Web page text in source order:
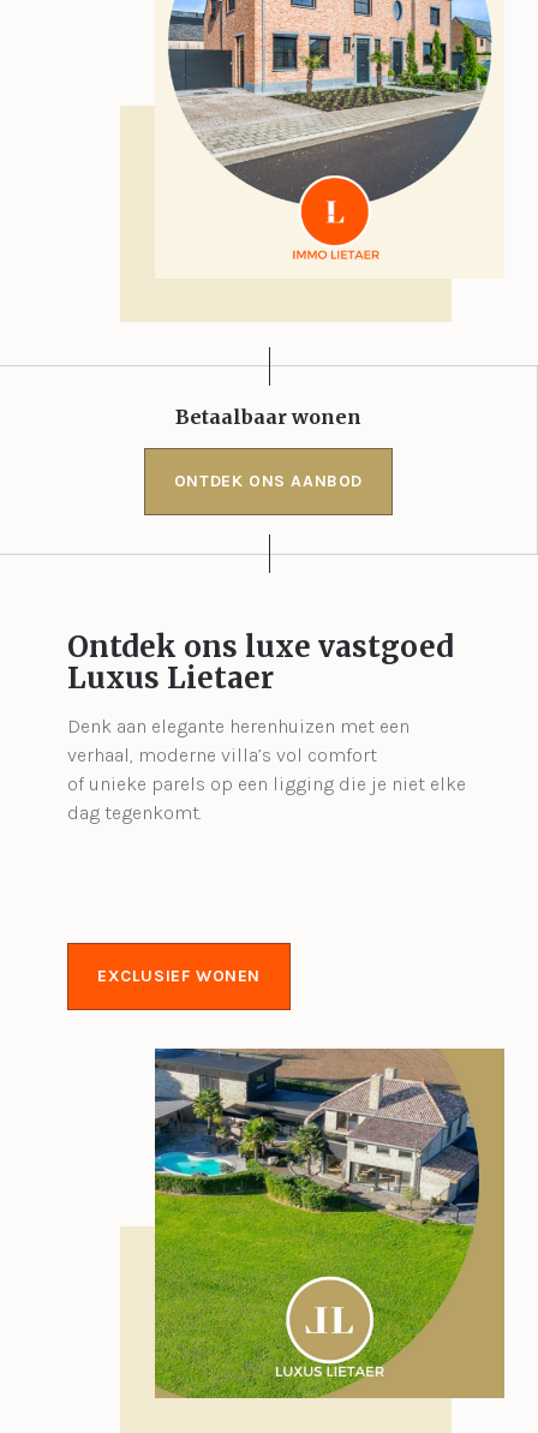
Betaalbaar wonen
ONTDEK ONS AANBOD
Ontdek ons luxe vastgoed
Luxus Lietaer
Denk aan elegante herenhuizen met een
verhaal, moderne villa’s vol comfort
of unieke parels op een ligging die je niet elke
dag tegenkomt.
EXCLUSIEF WONEN